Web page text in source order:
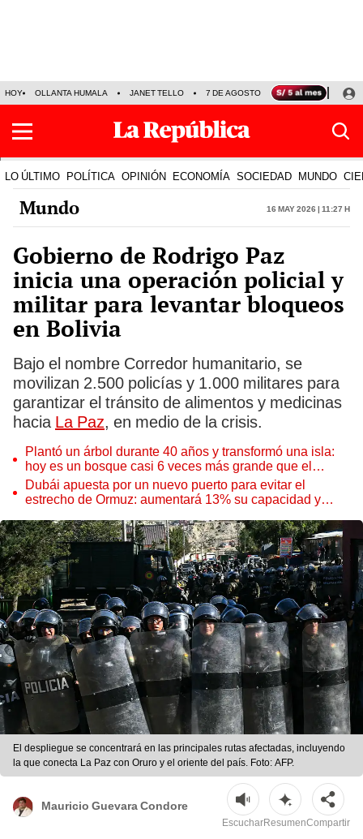
HOY OLLANTA HUMALA JANET TELLO 7 DE AGOSTO TINKA RESULTADOS
LO ÚLTIMO POLÍTICA OPINIÓN ECONOMÍA SOCIEDAD MUNDO
Mundo 16 May 2026 | 11:27 h
Gobierno de Rodrigo Paz
inicia una operación policial y
militar para levantar bloqueos
en Bolivia
Bajo el nombre Corredor humanitario, se
movilizan 2.500 policías y 1.000 militares para
garantizar el tránsito de alimentos y medicinas
hacia La Paz, en medio de la crisis.
Plantó un árbol durante 40 años y transformó una isla:
hoy es un bosque casi 6 veces más grande que el
Parque de las Leyendas
Dubái apuesta por un nuevo puerto para evitar el
estrecho de Ormuz: aumentará 13% su capacidad y
El despliegue se concentrará en las principales rutas afectadas, incluyendo
la que conecta La Paz con Oruro y el oriente del país. Foto: AFP.
Mauricio Guevara Condore
EscucharResumenCompartir